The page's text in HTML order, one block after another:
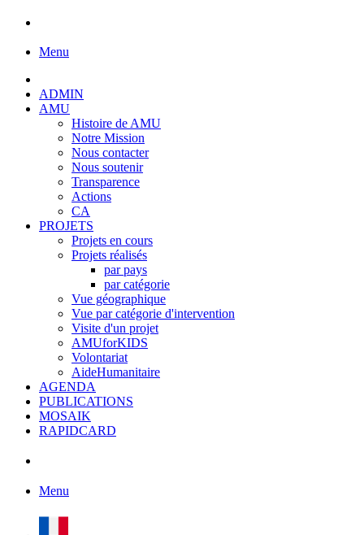
Menu
ADMIN
AMU
Histoire de AMU
Notre Mission
Nous contacter
Nous soutenir
Transparence
Actions
CA
PROJETS
Projets en cours
Projets réalisés
par pays
par catégorie
Vue géographique
Vue par catégorie d'intervention
Visite d'un projet
AMUforKIDS
Volontariat
AideHumanitaire
AGENDA
PUBLICATIONS
MOSAIK
RAPIDCARD
Menu